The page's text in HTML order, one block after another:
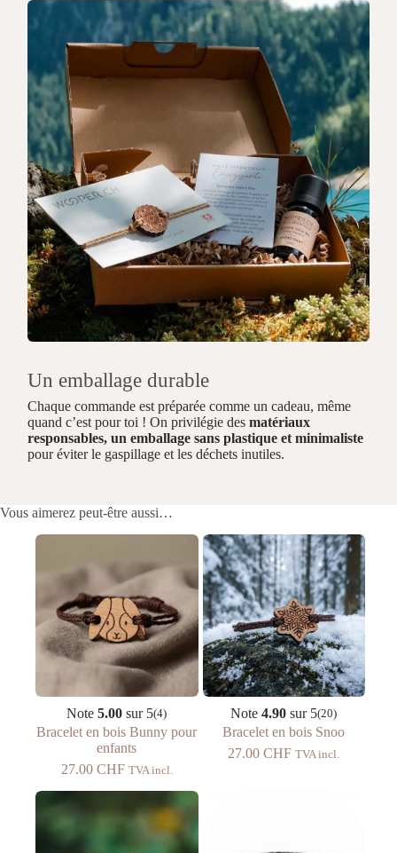
Un emballage durable
Chaque commande est préparée comme un cadeau, même
quand c’est pour toi ! On privilégie desmatériaux
responsables, un emballage sans plastique et minimaliste
pour éviter le gaspillage et les déchets inutiles.
Vous aimerez peut-être aussi…
Note5.00 sur 5(4)
Bracelet en bois Bunny pour
enfants
27.00 CHF TVA incl.
Note4.90 sur 5(20)
Bracelet en bois Snoo
27.00CHF TVA incl.